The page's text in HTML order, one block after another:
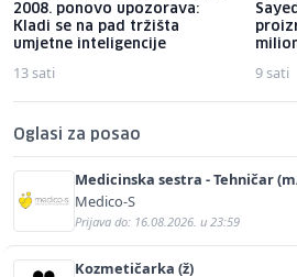
2008. ponovo upozorava:
Kladi se na pad tržišta
umjetne inteligencije
13 sati 9 sati
Oglasi za posao
Medicinska sestra - Tehničar
Medico-S
Prijava do: 16.08.2026. u 23:59
Kozmetičarka (ž)